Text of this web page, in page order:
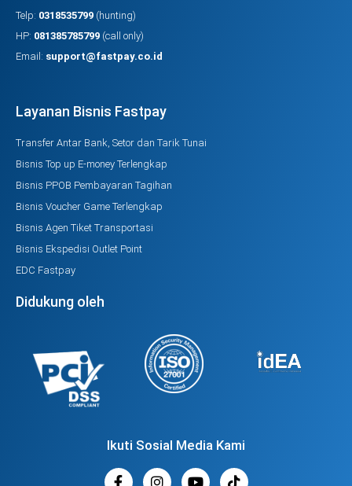
Telp: 0318535799 (hunting)
HP: 081385785799 (call only)
Email: support@fastpay.co.id
Layanan Bisnis Fastpay
Transfer Antar Bank, Setor dan Tarik Tunai
Bisnis Top up E-money Terlengkap
Bisnis PPOB Pembayaran Tagihan
Bisnis Voucher Game Terlengkap
Bisnis Agen Tiket Transportasi
Bisnis Ekspedisi Outlet Point
EDC Fastpay
Didukung oleh
Ikuti Sosial Media Kami